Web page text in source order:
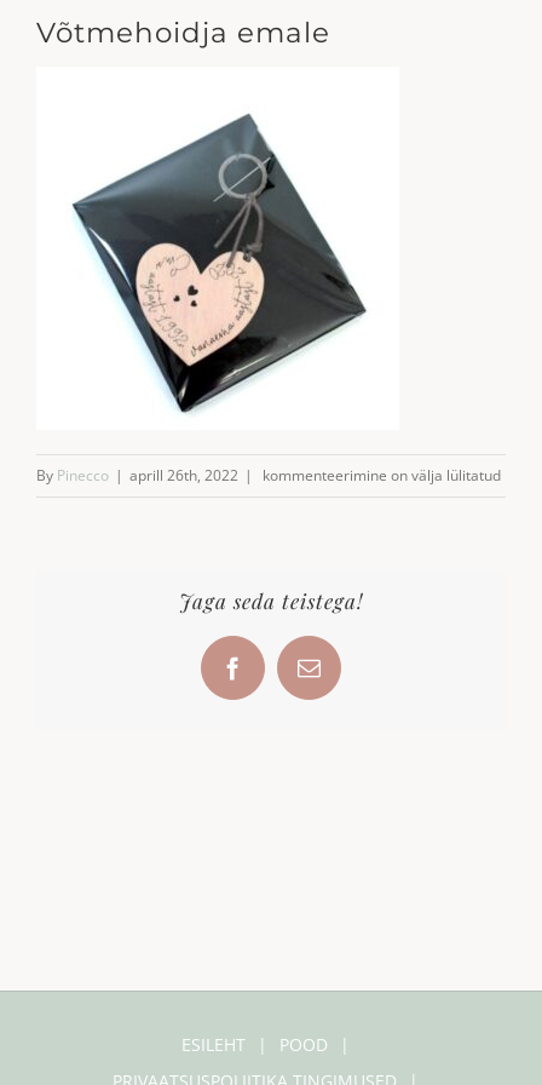
Võtmehoidja emale
By Pinecco | aprill 26th, 2022 |
Võtmehoidja
emale
kommenteerimine on välja lülitatud
Jaga seda teistega!
FacebookEmail
ESILEHT
POOD
PRIVAATSUSPOLIITIKA TINGIMUSED